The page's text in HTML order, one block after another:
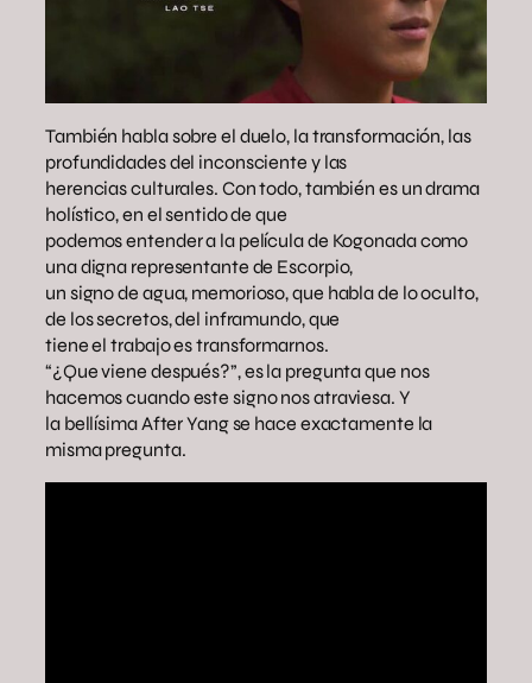
También habla sobre el duelo, la transformación, las
profundidades del inconsciente y las
herencias culturales. Con todo, también es un drama
holístico, en el sentido de que
podemos entender a la película de Kogonada como
una digna representante de Escorpio,
un signo de agua, memorioso, que habla de lo oculto,
de los secretos, del inframundo, que
tiene el trabajo es transformarnos.
“¿Que viene después?”, es la pregunta que nos
hacemos cuando este signo nos atraviesa. Y
la bellísima After Yang se hace exactamente la
misma pregunta.